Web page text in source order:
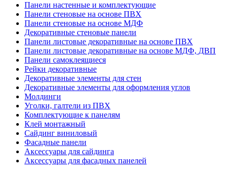
Панели настенные и комплектующие
Панели стеновые на основе ПВХ
Панели стеновые на основе МДФ
Декоративные стеновые панели
Панели листовые декоративные на основе ПВХ
Панели листовые декоративные на основе МДФ, ДВП
Панели самоклеящиеся
Рейки декоративные
Декоративные элементы для стен
Декоративные элементы для оформления углов
Молдинги
Уголки, галтели из ПВХ
Комплектующие к панелям
Клей монтажный
Сайдинг виниловый
Фасадные панели
Аксессуары для сайдинга
Аксессуары для фасадных панелей